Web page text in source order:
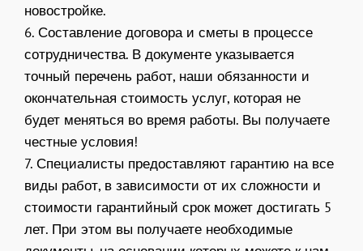
новостройке.
6. Составление договора и сметы в процессе
сотрудничества. В документе указывается
точный перечень работ, наши обязанности и
окончательная стоимость услуг, которая не
будет меняться во время работы. Вы получаете
честные условия!
7. Специалисты предоставляют гарантию на все
виды работ, в зависимости от их сложности и
стоимости гарантийный срок может достигать 5
лет. При этом вы получаете необходимые